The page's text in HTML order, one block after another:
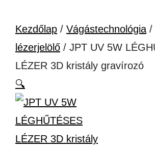
Kezdőlap / Vágástechnológia /
lézerjelölő / JPT UV 5W
LÉZER 3D kristály gravírozó
🔍